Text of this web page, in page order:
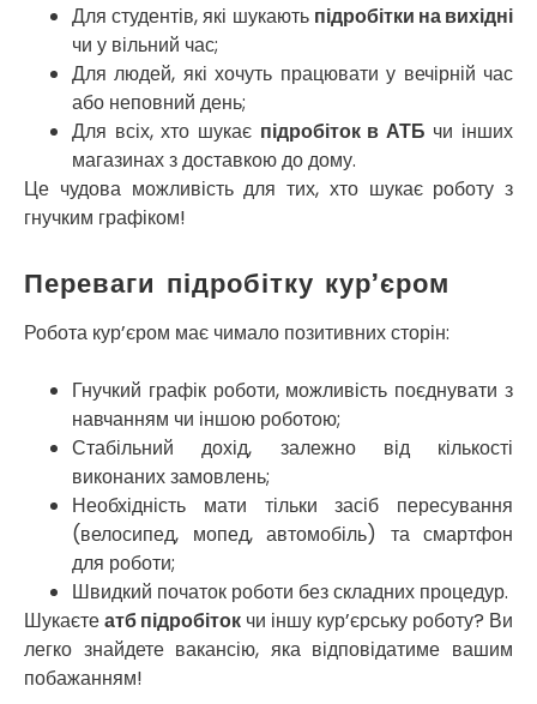
Для студентів, які шукають підробітки на вихідні
чи у вільний час;
Для людей, які хочуть працювати у вечірній час
або неповний день;
Для всіх, хто шукає підробіток в АТБ чи інших
магазинах з доставкою до дому.
Це чудова можливість для тих, хто шукає роботу з
гнучким графіком!
Переваги підробітку кур’єром
Робота кур’єром має чимало позитивних сторін:
Гнучкий графік роботи, можливість поєднувати з
навчанням чи іншою роботою;
Стабільний дохід, залежно від кількості
виконаних замовлень;
Необхідність мати тільки засіб пересування
(велосипед, мопед, автомобіль) та смартфон
для роботи;
Швидкий початок роботи без складних процедур.
Шукаєтеатб підробіток чи іншу кур’єрську роботу? Ви
легко знайдете вакансію, яка відповідатиме вашим
побажанням!
Петриків
Петропавлівська Борщагівка
Підгородне
Погреби
Покров
Полтава
Прилуки
Путивль
Роздільна
Рені
Решетилівка
Рівне
Рудне
Самбір
Щасливе
Шепетівка
Шостка
Шпола
Синельникове
Славута
Славутич
Слобожанське
Сміла